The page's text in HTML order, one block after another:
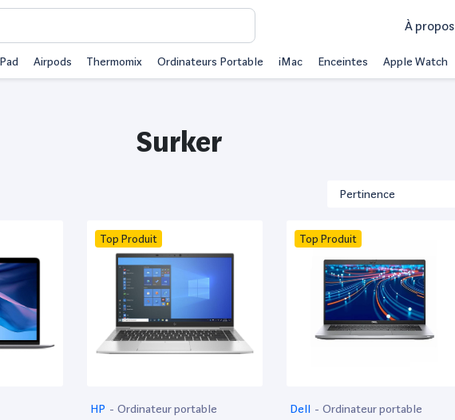
À propos
Airpods Thermomix Ordinateurs Portable iMac Enceintes Apple Watch
Surker
Top Produit
HP - Ordinateur portable
Top Produit
Dell - Ordinateur portable